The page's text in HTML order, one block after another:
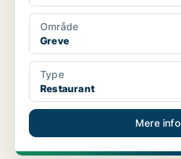
Område
Greve
Type
Restaurant
Mere info